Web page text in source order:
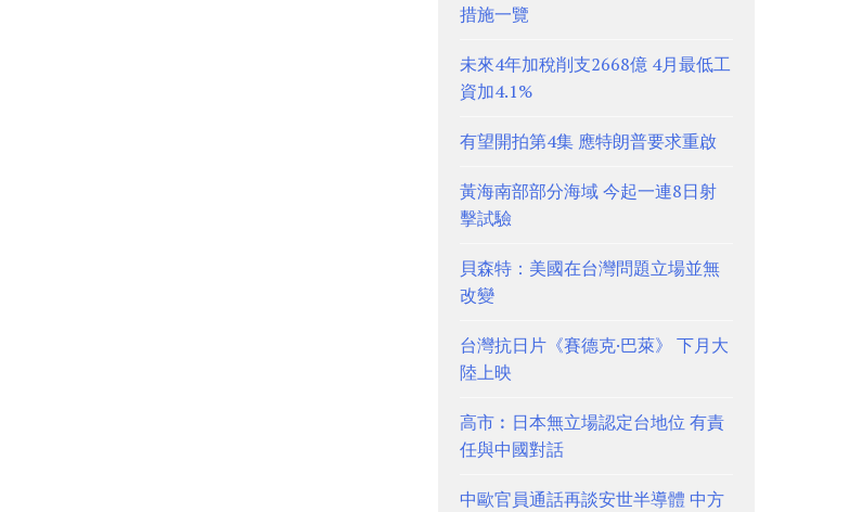
措施一覽
未來4年加稅削支2668億 4月最低工
資加4.1%
有望開拍第4集 應特朗普要求重啟
黃海南部部分海域 今起一連8日射
擊試驗
貝森特：美國在台灣問題立場並無
改變
台灣抗日片《賽德克·巴萊》 下月大
陸上映
高市︰日本無立場認定台地位 有責
任與中國對話
中歐官員通話再談安世半導體 中方